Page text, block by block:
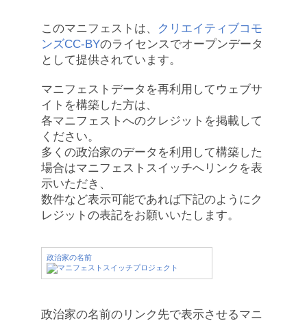
このマニフェストは、
クリエイティブコモ
ンズCC-BYのライセンスでオープンデータ
として提供されています。
マニフェストデータを再利用してウェブサ
イトを構築した方は、
各マニフェストへのクレジットを掲載して
ください。
多くの政治家のデータを利用して構築した
場合はマニフェストスイッチへリンクを表
示いただき、
数件など表示可能であれば下記のようにク
レジットの表記をお願いいたします。
政治家の名前
政治家の名前のリンク先で表示させるマニ